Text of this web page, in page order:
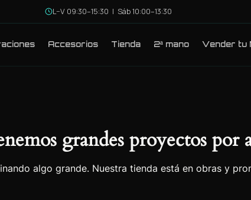
L–V 09:30–15:30 | Sáb 10:00–13:30
Accesorios Tienda 2ª mano Vender tu
grandes proyectos por
algo grande. Nuestra tienda está en obras y